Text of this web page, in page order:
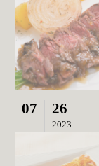
07 26
2023